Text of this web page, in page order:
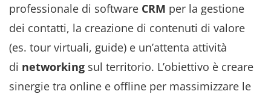
professionale di software CRM per la gestione
dei contatti, la creazione di contenuti di valore
(es. tour virtuali, guide) e un’attenta attività
di networking sul territorio. L’obiettivo è creare
sinergie tra online e offline per massimizzare le